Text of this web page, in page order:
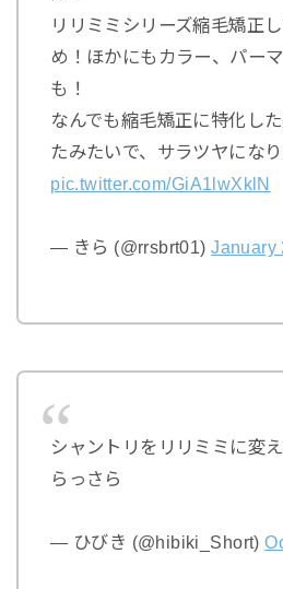
リリミミシリーズ縮毛矯正
め！ほかにもカラー、パー
も！
なんでも縮毛矯正に特化し
たみたいで、サラツヤにな
pic.twitter.com/GiA1lwXklN
— きら (@rrsbrt01)January
シャントリをリリミミに変
らっさら
— ひびき (@hibiki_Short)